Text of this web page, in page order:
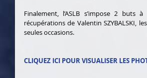
Finalement, l’ASLB s’impose 2 buts
récupérations de Valentin SZYBALSKI,
seules occasions.
CLIQUEZ ICI POUR VISUALISER LES